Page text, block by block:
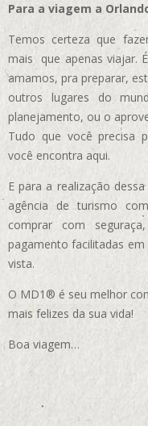
Para a viagem a
Temos certeza que
mais que apenas viajar.
amamos, pra preparar,
outros lugares do
planejamento, ou o
Tudo que você precisa
você encontra aqui.
E para a realização
agência de turismo
comprar com
pagamento facilitadas
vista.
O MD1® é seu melhor
mais felizes da sua vida!
Boa viagem…